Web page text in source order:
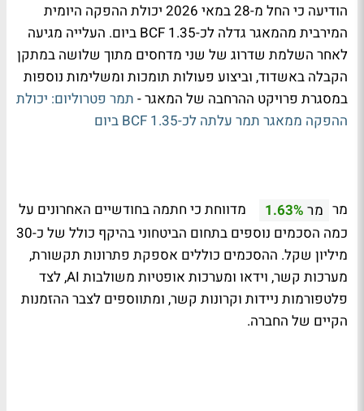
הודיעה כי החל מ-28 במאי 2026 יכולת ההפקה היומית
המירבית מהמאגר גדלה לכ-1.35 BCF ביום. העלייה מגיעה
לאחר השלמת שדרוג של שני מדחסים מתוך שלושה במתקן
הקבלה באשדוד, וביצוע פעולות תומכות ומשלימות נוספות
במסגרת פרויקט ההרחבה של המאגר - תמר פטרוליום: יכולת
ההפקה ממאגר תמר עלתה לכ-1.35 BCF ביום
מר מר 1.63%
מדווחת כי חתמה בחודשיים האחרונים על
כמה הסכמים נוספים בתחום הביטחוני בהיקף כולל של כ-30
מיליון שקל. ההסכמים כוללים אספקת פתרונות תקשורת,
מערכות קשר, וידאו ומערכות אופטיות משולבות AI, לצד
פלטפורמות ניידות וקרונות קשר, ומתווספים לצבר ההזמנות
הקיים של החברה.